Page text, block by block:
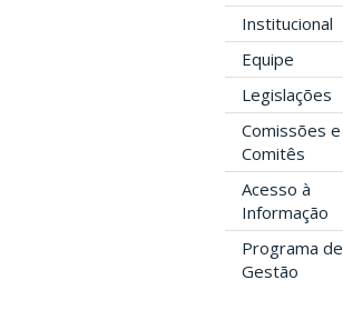
Institucional
Equipe
Legislações
Comissões e
Comitês
Acesso à
Informação
Programa de
Gestão